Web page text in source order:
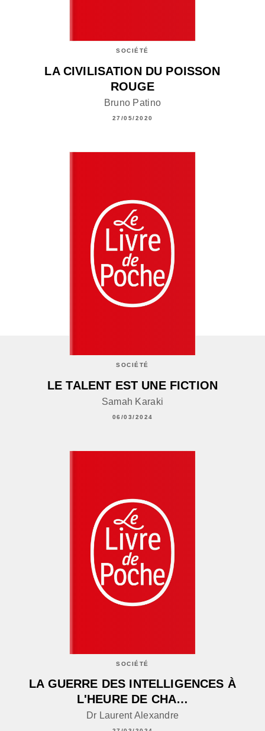
SOCIÉTÉ
LA CIVILISATION DU POISSON
ROUGE
Bruno Patino
27/05/2020
SOCIÉTÉ
LE TALENT EST UNE FICTION
Samah Karaki
06/03/2024
SOCIÉTÉ
LA GUERRE DES INTELLIGENCES À
L'HEURE DE CHA…
Dr Laurent Alexandre